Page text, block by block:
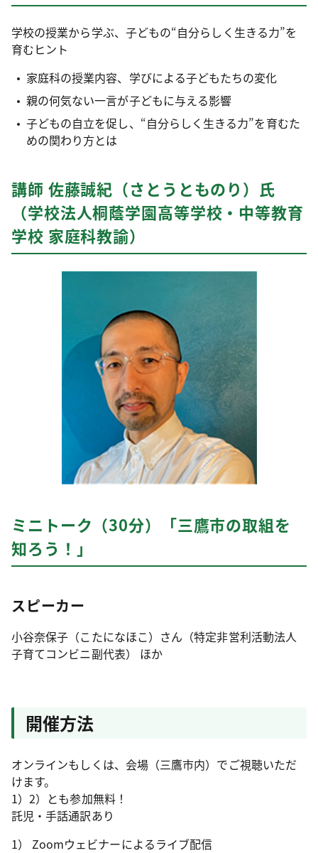
学校の授業から学ぶ、子どもの“自分らしく生きる力”を
育むヒント
家庭科の授業内容、学びによる子どもたちの変化
親の何気ない一言が子どもに与える影響
子どもの自立を促し、“自分らしく生きる力”を育むた
めの関わり方とは
講師 佐藤誠紀（さとうとものり）氏
（学校法人桐蔭学園高等学校・中等教育
学校 家庭科教諭）
ミニトーク（30分）「三鷹市の取組を
知ろう！」
スピーカー
小谷奈保子（こたになほこ）さん（特定非営利活動法人
子育てコンビニ副代表） ほか
開催方法
オンラインもしくは、会場（三鷹市内）でご視聴いただ
けます。
1）2）とも参加無料！
託児・手話通訳あり
Zoomウェビナーによるライブ配信